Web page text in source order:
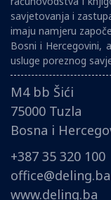
savjetovanja i
imaju namjeru
Bosni i Hercegovini,
usluge poreznog
M4 bb Šići
75000 Tuzla
Bosna i
+387 35 320 100
office@deling.ba
www.deling.ba